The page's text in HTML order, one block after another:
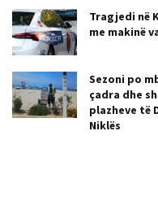
Tragjedi në
me makinë
Sezoni po
çadra dhe
plazheve të
Niklës